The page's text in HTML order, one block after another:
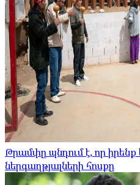
Թրամփը պնդում է, որ
ներգաղթյալների հոսքը